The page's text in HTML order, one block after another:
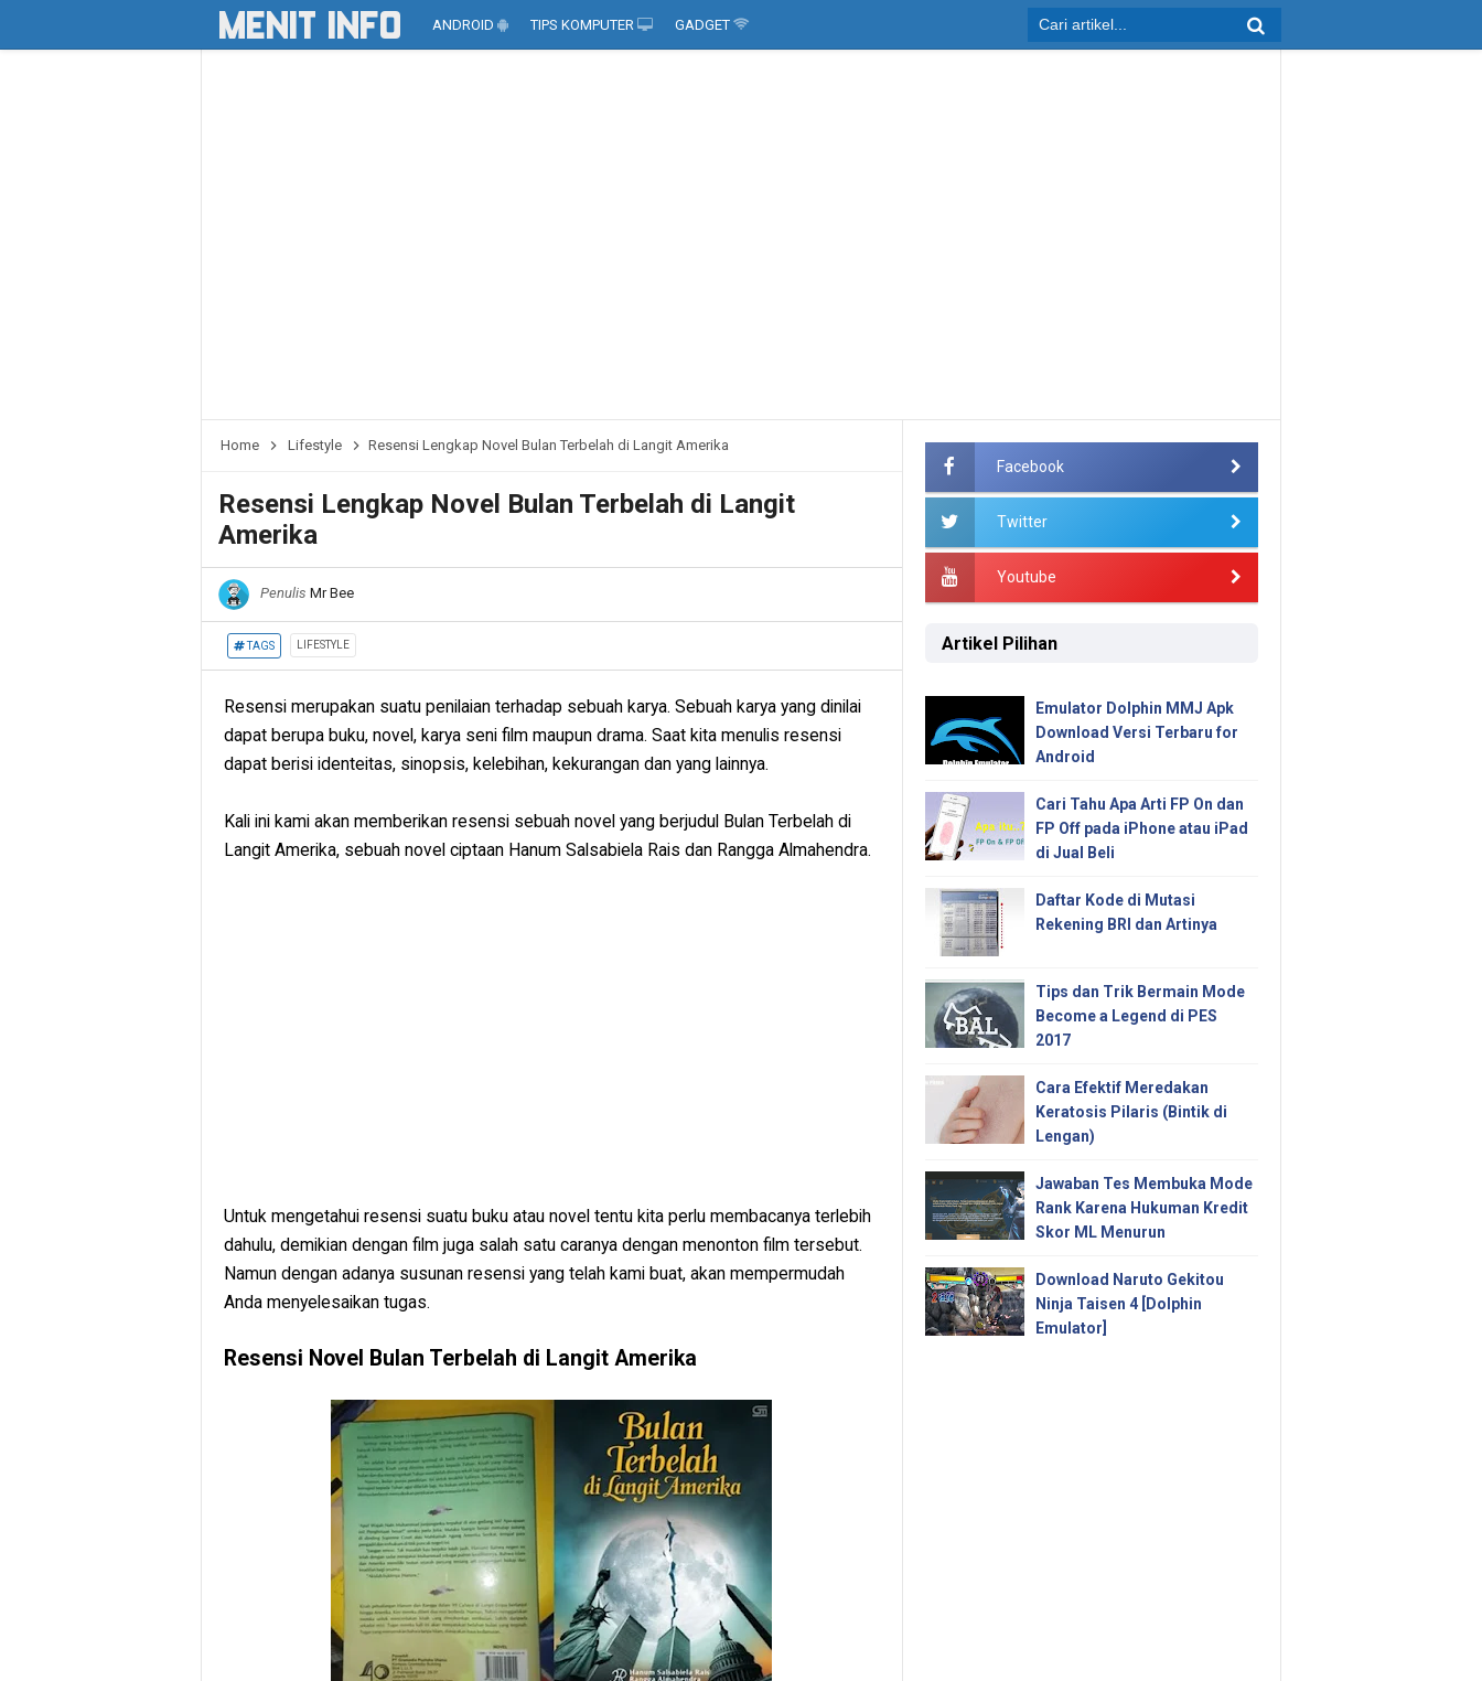
ANDROID TIPS KOMPUTER GADGET
Home Lifestyle Resensi Lengkap Novel Bulan Terbelah di Langit Amerika
Resensi Lengkap Novel Bulan Terbelah di Langit
Amerika
Penulis Mr Bee
TAGS LIFESTYLE
Resensi merupakan suatu penilaian terhadap sebuah karya. Sebuah karya yang dinilai
dapat berupa buku, novel, karya seni film maupun drama. Saat kita menulis resensi
dapat berisi identeitas, sinopsis, kelebihan, kekurangan dan yang lainnya.
Kali ini kami akan memberikan resensi sebuah novel yang berjudul Bulan Terbelah di
Langit Amerika, sebuah novel ciptaan Hanum Salsabiela Rais dan Rangga Almahendra.
Untuk mengetahui resensi suatu buku atau novel tentu kita perlu membacanya terlebih
dahulu, demikian dengan film juga salah satu caranya dengan menonton film tersebut.
Namun dengan adanya susunan resensi yang telah kami buat, akan mempermudah
Anda menyelesaikan tugas.
Resensi Novel Bulan Terbelah di Langit Amerika
Facebook
Twitter
Youtube
Artikel Pilihan
Emulator Dolphin MMJ Apk
Download Versi Terbaru for
Android
Cari Tahu Apa Arti FP On dan
FP Off pada iPhone atau iPad
di Jual Beli
Daftar Kode di Mutasi
Rekening BRI dan Artinya
Tips dan Trik Bermain Mode
Become a Legend di PES
2017
Cara Efektif Meredakan
Keratosis Pilaris (Bintik di
Lengan)
Jawaban Tes Membuka Mode
Rank Karena Hukuman Kredit
Skor ML Menurun
Download Naruto Gekitou
Ninja Taisen 4 [Dolphin
Emulator]